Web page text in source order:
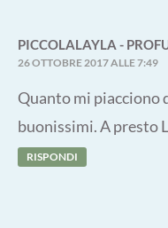
PICCOLALAYLA -
26 OTTOBRE 2017 ALLE 7:49
Quanto mi piacciono
buonissimi. A presto
RISPONDI